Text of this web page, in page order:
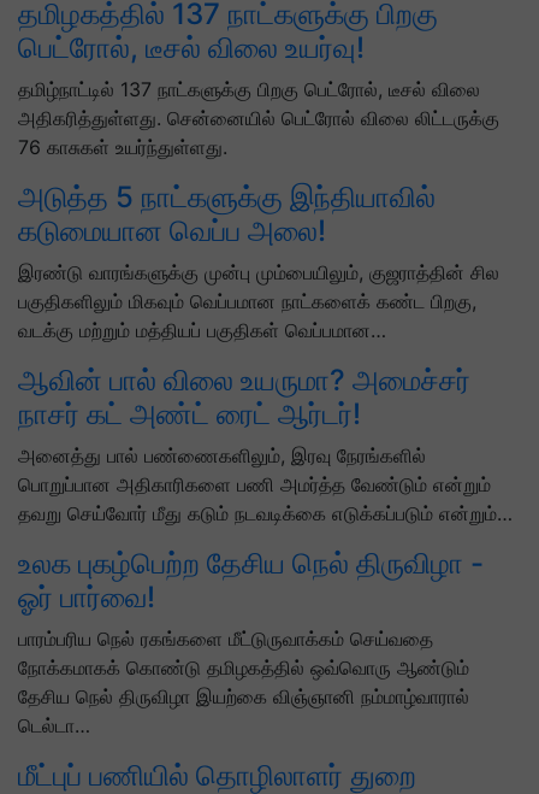
தமிழகத்தில் 137 நாட்களுக்கு பிறகு
பெட்ரோல், டீசல் விலை உயர்வு!
தமிழ்நாட்டில் 137 நாட்களுக்கு பிறகு பெட்ரோல், டீசல் விலை
அதிகரித்துள்ளது. சென்னையில் பெட்ரோல் விலை லிட்டருக்கு
76 காசுகள் உயர்ந்துள்ளது.
அடுத்த 5 நாட்களுக்கு இந்தியாவில்
கடுமையான வெப்ப அலை!
இரண்டு வாரங்களுக்கு முன்பு மும்பையிலும், குஜராத்தின் சில
பகுதிகளிலும் மிகவும் வெப்பமான நாட்களைக் கண்ட பிறகு,
வடக்கு மற்றும் மத்தியப் பகுதிகள் வெப்பமான…
ஆவின் பால் விலை உயருமா? அமைச்சர்
நாசர் கட் அண்ட் ரைட் ஆர்டர்!
அனைத்து பால் பண்ணைகளிலும், இரவு நேரங்களில்
பொறுப்பான அதிகாரிகளை பணி அமர்த்த வேண்டும் என்றும்
தவறு செய்வோர் மீது கடும் நடவடிக்கை எடுக்கப்படும் என்றும்…
உலக புகழ்பெற்ற தேசிய நெல் திருவிழா -
ஓர் பார்வை!
பாரம்பரிய நெல் ரகங்களை மீட்டுருவாக்கம் செய்வதை
நோக்கமாகக் கொண்டு தமிழகத்தில் ஒவ்வொரு ஆண்டும்
தேசிய நெல் திருவிழா இயற்கை விஞ்ஞானி நம்மாழ்வாரால்
டெல்டா…
மீட்புப் பணியில் தொழிலாளர் துறை